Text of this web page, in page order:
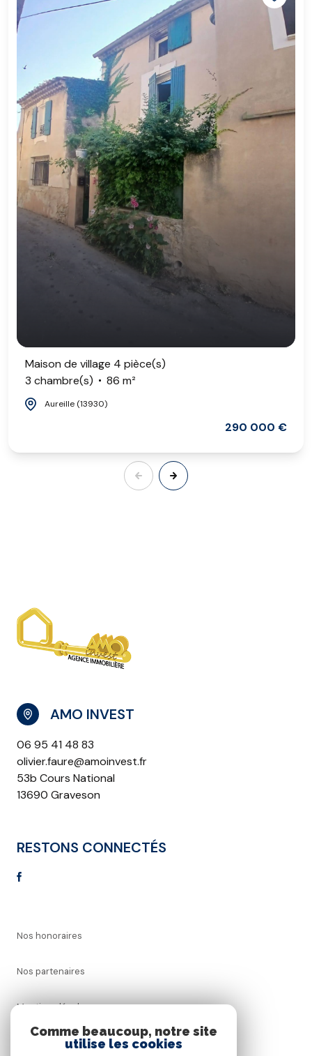
Maison de village 4 pièce(s)
3 chambre(s)
86 m²
Aureille (13930)
290 000 €
AMO INVEST
06 95 41 48 83
olivier.faure@amoinvest.fr
53b Cours National
13690 Graveson
RESTONS CONNECTÉS
Nos honoraires
Nos partenaires
Mentions légales
Comme beaucoup, notre site
utilise les cookies